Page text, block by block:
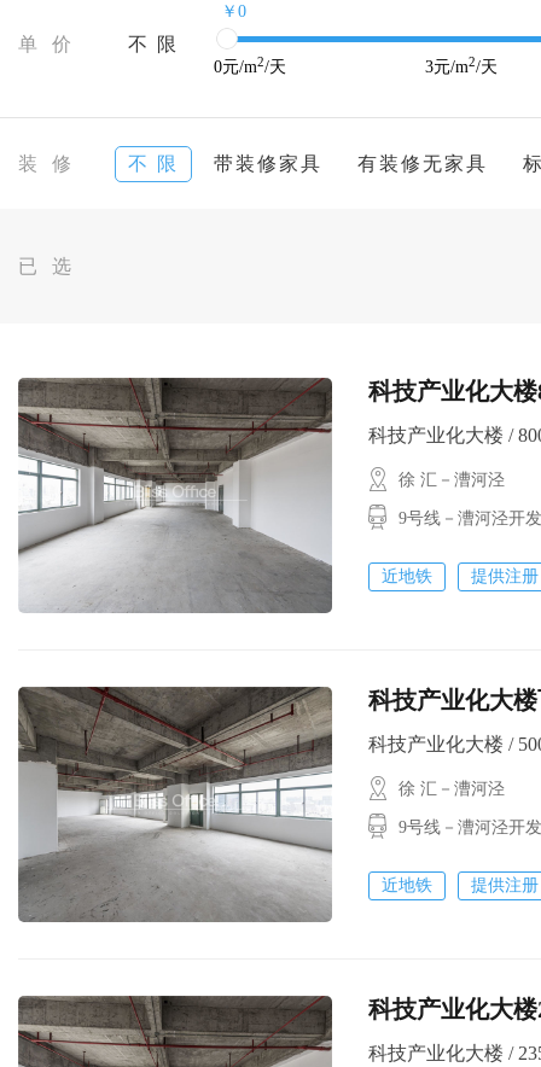
单 价 不 限
￥0
0元/m2/天 3元/m2/天
装 修 不 限 带装修家具 有装修无家具
已 选
科技产业化大
科技产业化大楼 /
徐 汇－漕河泾
9号线－漕河泾开
近地铁 提供注册
科技产业化大
科技产业化大楼 /
徐 汇－漕河泾
9号线－漕河泾开
近地铁 提供注册
科技产业化大
科技产业化大楼 /